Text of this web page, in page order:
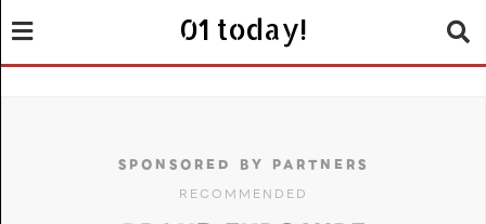
01 today!
SPONSORED BY PARTNERS
RECOMMENDED